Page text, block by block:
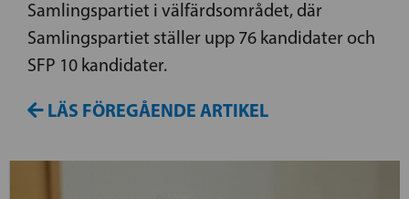
Samlingspartiet i välfärdsområdet, där
Samlingspartiet ställer upp 76 kandidater och
SFP 10 kandidater.
LÄS FÖREGÅENDE ARTIKEL